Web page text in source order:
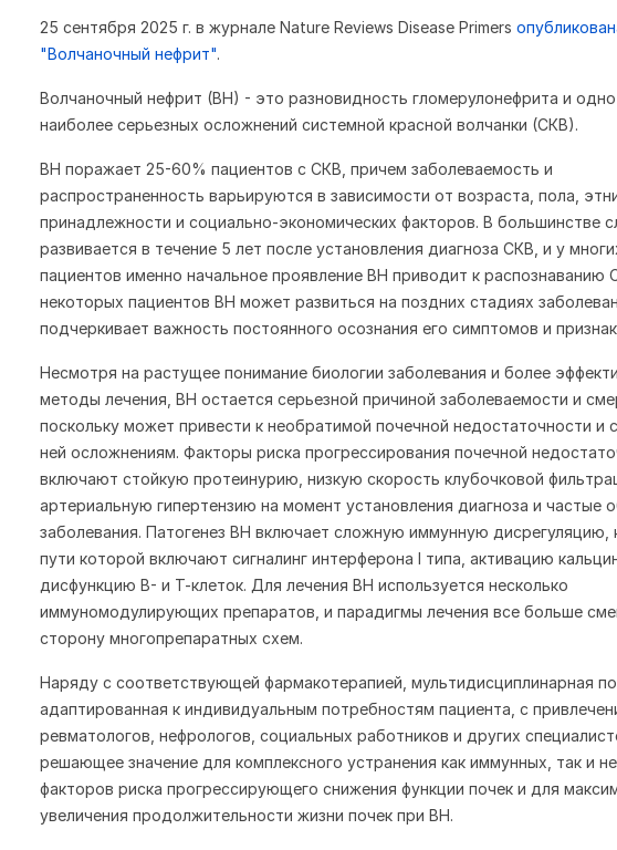
25 сентября 2025 г. в журнале Nature Reviews Disease Primers
"Волчаночный нефрит".
Волчаночный нефрит (ВН) - это разновидность гломерулонефрита и одно
наиболее серьезных осложнений системной красной волчанки (СКВ).
ВН поражает 25-60% пациентов с СКВ, причем заболеваемость и
распространенность варьируются в зависимости от возраста, пола,
принадлежности и социально-экономических факторов. В большинстве
развивается в течение 5 лет после установления диагноза СКВ, и у
пациентов именно начальное проявление ВН приводит к распознаванию
некоторых пациентов ВН может развиться на поздних стадиях
подчеркивает важность постоянного осознания его симптомов и
Несмотря на растущее понимание биологии заболевания и более
методы лечения, ВН остается серьезной причиной заболеваемости и
поскольку может привести к необратимой почечной недостаточности и
ней осложнениям. Факторы риска прогрессирования почечной
включают стойкую протеинурию, низкую скорость клубочковой
артериальную гипертензию на момент установления диагноза и частые
заболевания. Патогенез ВН включает сложную иммунную дисрегуляцию,
пути которой включают сигналинг интерферона I типа, активацию
дисфункцию В- и Т-клеток. Для лечения ВН используется несколько
иммуномодулирующих препаратов, и парадигмы лечения все больше
сторону многопрепаратных схем.
Наряду с соответствующей фармакотерапией, мультидисциплинарная
адаптированная к индивидуальным потребностям пациента, с
ревматологов, нефрологов, социальных работников и других
решающее значение для комплексного устранения как иммунных, так и
факторов риска прогрессирующего снижения функции почек и для
увеличения продолжительности жизни почек при ВН.